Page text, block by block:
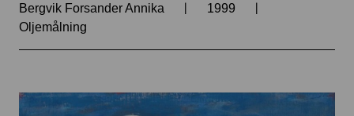
Bergvik Forsander Annika | 1999 |
Oljemålning